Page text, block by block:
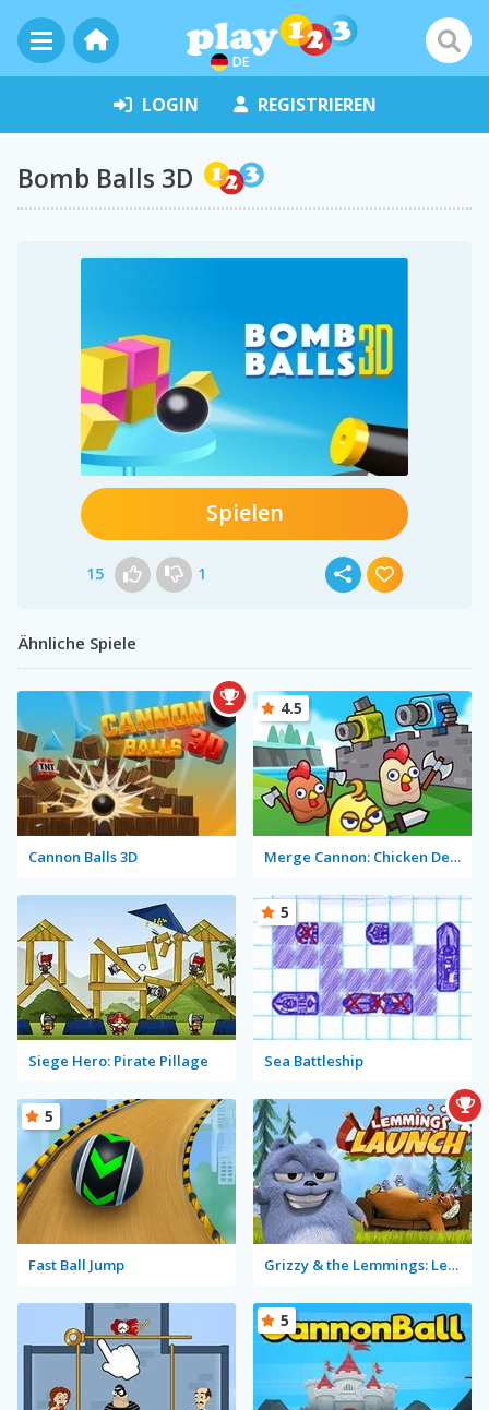
DE
LOGIN REGISTRIEREN
Bomb Balls 3D
Spielen
15 1
Ähnliche Spiele
Cannon Balls 3D Merge Cannon: Chicken Defense
4.5
Siege Hero: Pirate Pillage Sea Battleship
5
Fast Ball Jump
5
Grizzy & the Lemmings: Lemmings Launch
5